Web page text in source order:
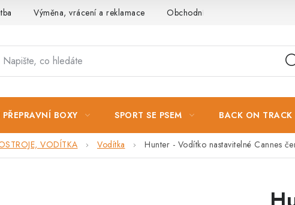
Výměna, vrácení a reklamace Obchodní podmínky
BOXY SPORT SE PSEM BACK ON TRACK
VODÍTKA Vodítka Hunter - Vodítko nastavitelné Cannes